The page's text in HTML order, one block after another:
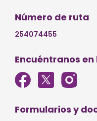
Número de ruta
254074455
Encuéntranos en
Formularios y